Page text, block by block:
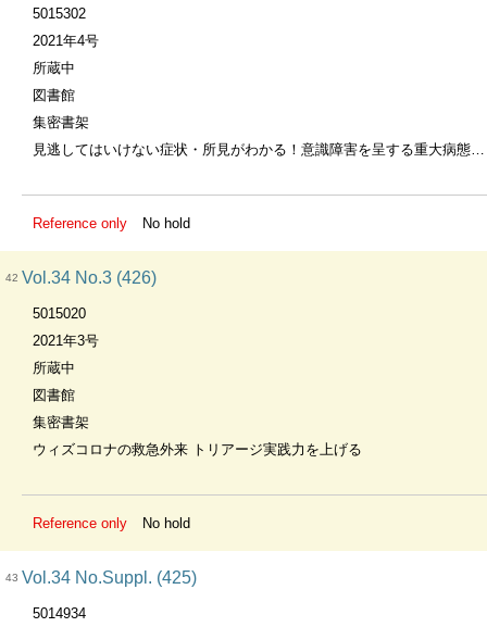
5015302
2021年4号
所蔵中
図書館
集密書架
見逃してはいけない症状・所見がわかる！意識障害を呈する重大病態とそのアプローチ
Reference only No hold
42 Vol.34 No.3 (426)
5015020
2021年3号
所蔵中
図書館
集密書架
ウィズコロナの救急外来 トリアージ実践力を上げる
Reference only No hold
43 Vol.34 No.Suppl. (425)
5014934